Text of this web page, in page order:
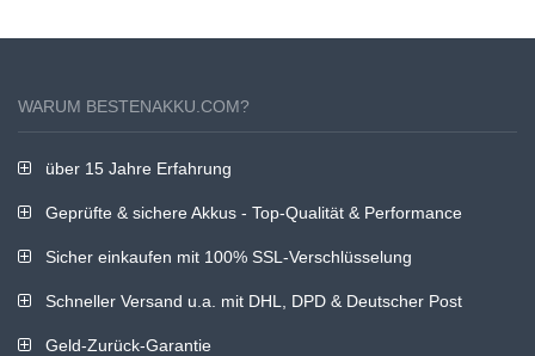
WARUM BESTENAKKU.COM?
über 15 Jahre Erfahrung
Geprüfte & sichere Akkus - Top-Qualität & Performance
Sicher einkaufen mit 100% SSL-Verschlüsselung
Schneller Versand u.a. mit DHL, DPD & Deutscher Post
Geld-Zurück-Garantie